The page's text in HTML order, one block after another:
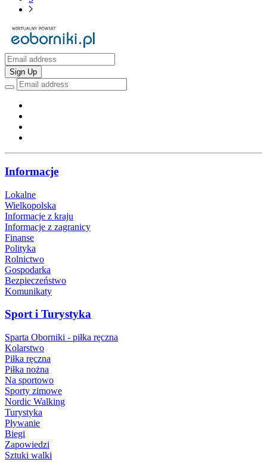
Sign Up
Informacje
Lokalne
Wielkopolska
Informacje z kraju
Informacje z zagranicy
Finanse
Polityka
Rolnictwo
Gospodarka
Bezpieczeństwo
Komunikaty
Sport i Turystyka
Sparta Oborniki - piłka ręczna
Kolarstwo
Piłka ręczna
Piłka nożna
Na sportowo
Sporty zimowe
Nordic Walking
Turystyka
Pływanie
Biegi
Zapowiedzi
Sztuki walki